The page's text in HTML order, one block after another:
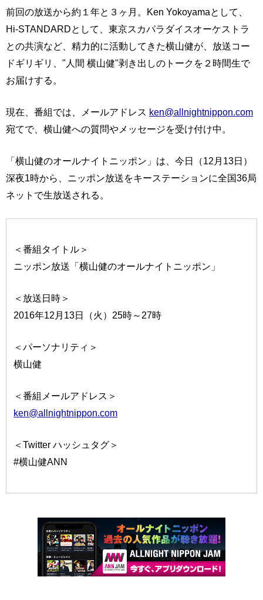
前回の放送から約１年と３ヶ月。Ken Yokoyamaとして、
Hi-STANDARDとして、東京スカパラダイスオーケストラ
との共演など、精力的に活動してきた横山健が、放送コー
ドギリギリ、"人間 横山健"剥き出しのトークを２時間生で
お届けする。
現在、番組では、メールアドレス ken@allnightnippon.com
宛てで、横山健への質問やメッセージを受け付け中。
「横山健のオールナイトニッポン」は、今日（12月13日）
深夜1時から、ニッポン放送をキーステーションに全国36局
ネットで生放送される。
＜番組タイトル＞
ニッポン放送「横山健のオールナイトニッポン」
＜放送日時＞
2016年12月13日（火）25時～27時
＜パーソナリティ＞
横山健
＜番組メールアドレス＞
ken@allnightnippon.com
＜Twitter ハッシュタグ＞
#横山健ANN